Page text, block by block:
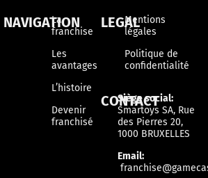
NAVIGATION
La
franchise
Les
avantages
L’histoire
Devenir
franchisé
LEGALMentions
légales
Politique de
confidentialité
CONTACT
Siège social:
Smartoys SA, Rue
des Pierres 20,
1000 BRUXELLES
Email: